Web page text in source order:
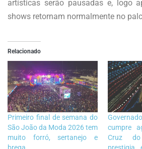
artísticas serão pausadas e, logo
shows retornam normalmente no
Relacionado
Primeiro final de semana do
São João da Moda 2026 tem
muito forró, sertanejo e
cumpre
Cruz